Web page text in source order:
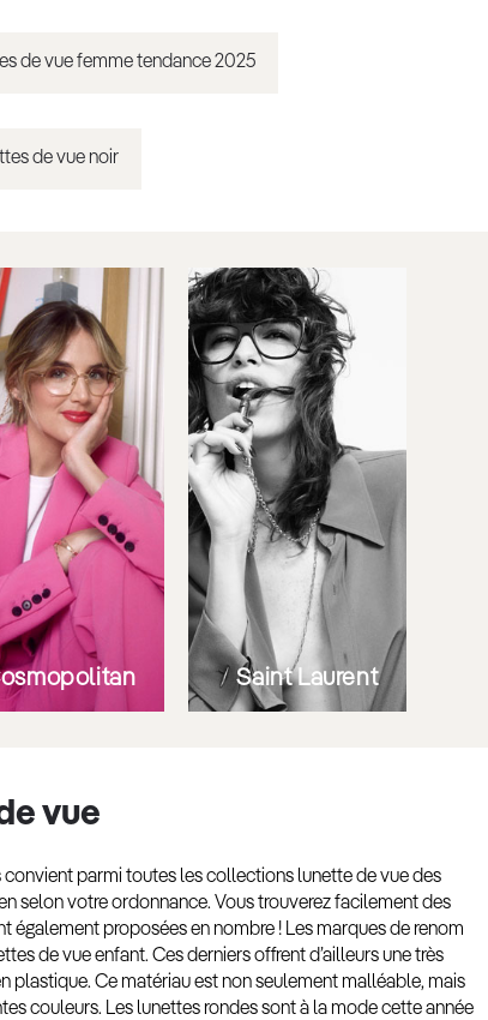
de vue femme tendance 2025
de vue noir
Saint Laurent
vue
parmi toutes les collections lunette de vue des
selon votre ordonnance. Vous trouverez facilement des
proposées en nombre ! Les marques de renom
de vue enfant. Ces derniers offrent d’ailleurs une très
plastique. Ce matériau est non seulement malléable, mais
couleurs. Les lunettes rondes sont à la mode cette année